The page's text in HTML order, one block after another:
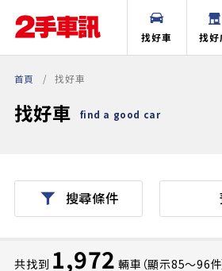
找好車 找好
首頁 找好車
找好車 find a good car
搜尋條件
共找到 1,972 輛車（顯示85〜96件